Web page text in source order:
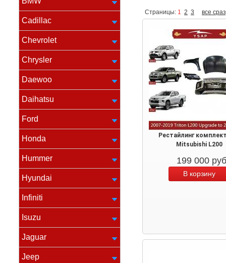
Cadillac
Chevrolet
Chrysler
Daewoo
Daihatsu
Ford
Honda
Hummer
Hyundai
Infiniti
Isuzu
Jaguar
Jeep
Страницы: 1 2 3 все
Рестайлинг
Mitsubishi L200
199 000 руб